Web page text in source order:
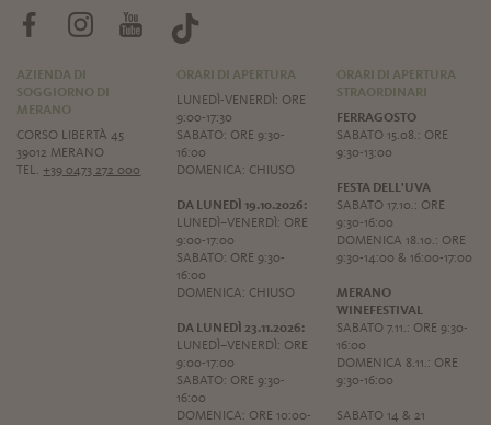
AZIENDA DI
SOGGIORNO DI
MERANO
CORSO LIBERTÀ 45
39012 MERANO
TEL.+39 0473 272 000
ORARI DI APERTURA
LUNEDÌ-VENERDÌ: ORE
9:00-17:30
SABATO: ORE 9:30-
16:00
DOMENICA: CHIUSO
DA LUNEDÌ 19.10.2026:
LUNEDÌ–VENERDÌ: ORE
9:00-17:00
SABATO: ORE 9:30-
16:00
DOMENICA: CHIUSO
DA LUNEDÌ 23.11.2026:
LUNEDÌ–VENERDÌ: ORE
9:00-17:00
SABATO: ORE 9:30-
16:00
DOMENICA: ORE 10:00-
ORARI DI APERTURA
STRAORDINARI
FERRAGOSTO
SABATO 15.08.: ORE
9:30-13:00
FESTA DELL'UVA
SABATO 17.10.: ORE
9:30-16:00
DOMENICA 18.10.: ORE
9:30-14:00 & 16:00-17:00
MERANO
WINEFESTIVAL
SABATO 7.11.: ORE 9:30-
16:00
DOMENICA 8.11.: ORE
9:30-16:00
SABATO 14 & 21